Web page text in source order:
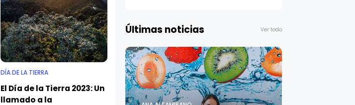
DÍA DE LA TIERRA
El Día de la Tierra 2023: Un
llamado a la
Últimas noticias Ver todo